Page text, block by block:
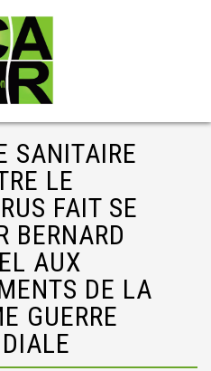
SANITAIRE
LE
FAIT SE
BERNARD
AUX
DE LA
GUERRE